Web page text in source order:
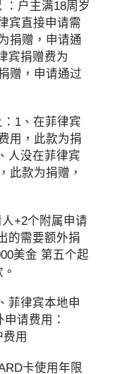
：户主满18周岁
宾直接申请需
捐赠，申请通
宾捐赠费为
赠，申请通过
1、在菲律宾
用，此款为捐
人没在菲律宾
此款为捐赠，
+2个附属申请
的需要额外捐
美金 第五个起
菲律宾本地申
请费用：
用
卡使用年限